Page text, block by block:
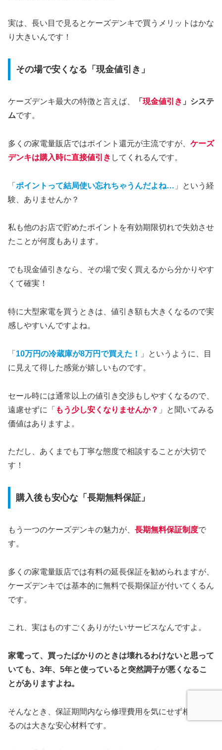
実は、長い目で見るとケーズデンキで買うメリットはかな
り大きいんです！
その場で安くなる「現金値引き」
ケーズデンキ最大の特徴と言えば、 「 現金値引き 」システ
ムです。
多くの家電量販店ではポイント還元が主流ですが、 ケーズ
デンキは購入時に直接値引き してくれるんです。
「 ポイントって結局使い忘れちゃうんだよね… 」という経
験、ありませんか？
私も他のお店で貯めたポイントを有効期限切れで失効させ
たことが何度もあります。
でも現金値引きなら、その場で安く買えるから分かりやす
くて確実！
特に大型家電を買うときは、値引き額も大きくなるので実
感しやすいんですよね。
「 10万円の冷蔵庫が8万円で買えた！
」というように、目
に見えて得した感覚が嬉しいものです。
セール時には通常以上の値引き交渉もしやすくなるので、
遠慮せずに「 もう少し安くなりませんか？ 」と聞いてみる
価値はありますよ。
ただし、あくまでも丁寧な態度で相談することが大切で
す！
購入後も安心な「長期無料保証」
もう一つのケーズデンキの魅力が、 長期無料保証制度で
す。
多くの家電量販店では有料の延長保証を勧められますが、
ケーズデンキでは基本的に無料で長期保証が付いてくるん
です。
これ、実はものすごくありがたいサービスなんですよ。
家電って、買ったばかりのときは壊れるわけないと思って
いても、3年、5年と使っていると突然調子が悪くなるこ
とがありますよね。
そんなとき、保証期間内なら修理費用を気にせず相談でき
るのは大きな安心材料です。